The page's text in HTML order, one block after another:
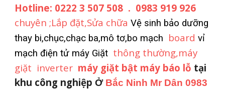
Hotline: 0222 3 507 508 . 0983 919 926
chuyên ;Lắp đặt,Sửa chữaVệ sinh bảo dưỡng
thay bi,chục,chạc ba,mô tơ,bo mạch board vỉ
mạch điện tử máy Giặt thông thường,máy
giặt inverter máy giặt bật máy báo lỗ tại
khu công nghiệpỞ Bắc Ninh Mr Dân 0983